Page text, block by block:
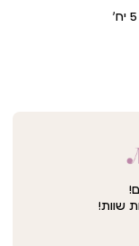
שוות!